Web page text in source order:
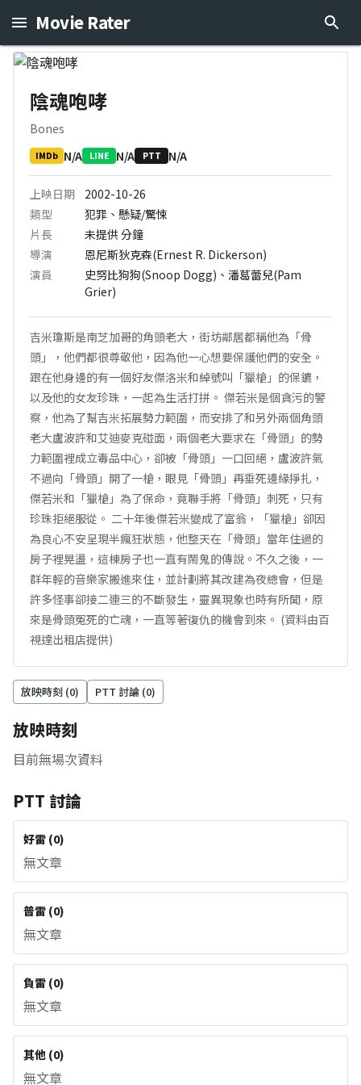
Movie Rater
陰魂咆哮
Bones
IMDb N/A LINE N/A PTT N/A
上映日期
2002-10-26
類型
犯罪、懸疑/驚悚
片長
未提供分鐘
導演
恩尼斯狄克森(Ernest R. Dickerson)
演員
史努比狗狗(Snoop Dogg)、潘葛蕾兒(Pam
Grier)
吉米瓊斯是南芝加哥的角頭老大，街坊鄰居都稱他為「骨
頭」，他們都很尊敬他，因為他一心想要保護他們的安全。
跟在他身邊的有一個好友傑洛米和綽號叫「獵槍」的保鑣，
以及他的女友珍珠，一起為生活打拼。 傑若米是個貪污的警
察，他為了幫吉米拓展勢力範圍，而安排了和另外兩個角頭
老大盧波許和艾迪麥克碰面，兩個老大要求在「骨頭」的勢
力範圍裡成立毒品中心，卻被「骨頭」一口回絕，盧波許氣
不過向「骨頭」開了一槍，眼見「骨頭」再垂死邊緣掙扎，
傑若米和「獵槍」為了保命，竟聯手將「骨頭」刺死，只有
珍珠拒絕服從。 二十年後傑若米變成了富翁，「獵槍」卻因
為良心不安呈現半瘋狂狀態，他整天在「骨頭」當年住過的
房子裡晃盪，這棟房子也一直有鬧鬼的傳說。不久之後，一
群年輕的音樂家搬進來住，並計劃將其改建為夜總會，但是
許多怪事卻接二連三的不斷發生，靈異現象也時有所聞，原
來是骨頭冤死的亡魂，一直等著復仇的機會到來。 (資料由百
視達出租店提供)
放映時刻 (0) PTT 討論 (0)
放映時刻
目前無場次資料
PTT 討論
好雷 (0)
無文章
普雷 (0)
無文章
負雷 (0)
無文章
其他 (0)
無文章